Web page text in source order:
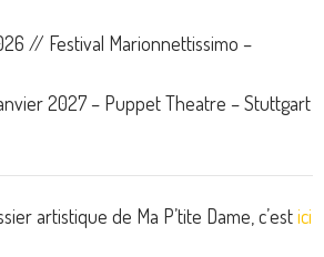
// Festival Marionnettissimo –
2027 – Puppet Theatre – Stuttgart
artistique de Ma P’tite Dame, c’estici